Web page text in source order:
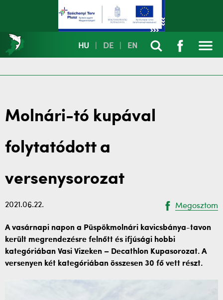
HU DE EN
Molnári-tó kupával
folytatódott a
versenysorozat
2021.06.22. Megosztom
A vasárnapi napon a Püspökmolnári kavicsbánya-tavon
került megrendezésre felnőtt és ifjúsági hobbi
kategóriában Vasi Vizeken – Decathlon Kupasorozat. A
versenyen két kategóriában összesen 30 fő vett részt.